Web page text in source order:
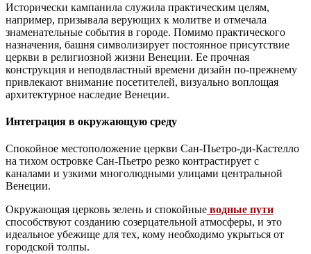
Исторически кампанила служила практическим целям,
например, призывала верующих к молитве и отмечала
знаменательные события в городе. Помимо практического
назначения, башня символизирует постоянное присутствие
церкви в религиозной жизни Венеции. Ее прочная
конструкция и неподвластный времени дизайн по-прежнему
привлекают внимание посетителей, визуально воплощая
архитектурное наследие Венеции.
Интеграция в окружающую среду
Спокойное местоположение церкви Сан-Пьетро-ди-Кастелло
на тихом островке Сан-Пьетро резко контрастирует с
каналами и узкими многолюдными улицами центральной
Венеции.
Окружающая церковь зелень и спокойные водные пути
способствуют созданию созерцательной атмосферы, и это
идеальное убежище для тех, кому необходимо укрыться от
городской толпы.